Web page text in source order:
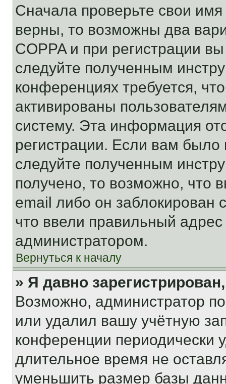
Сначала проверьте свои
верны, то возможны два
COPPA и при регистрации
следуйте полученным
конференциях требуется,
активированы
систему. Эта информация
регистрации. Если вам
следуйте полученным
получено, то возможно, что
email либо он
что ввели правильный адрес
администратором.
Вернуться к началу
» Я давно
Возможно, администратор
или удалил вашу учётную
конференции периодически
длительное время не
уменьшить размер базы